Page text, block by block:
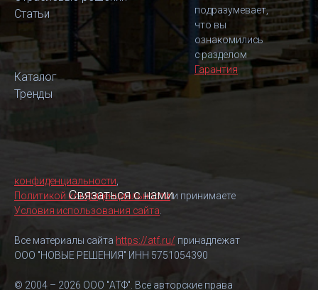
Статьи
Каталог
Тренды
Связаться с нами
подразумевает,
что вы
ознакомились
с разделом
Гарантия
конфиденциальности
Политикой конфиденциальностии принимаете
Условия использования сайта
Все материалы сайта https://atf.ru/ принадлежат
ООО "НОВЫЕ РЕШЕНИЯ" ИНН 5751054390
© 2004 – 2026 ООО "АТФ". Все авторские права